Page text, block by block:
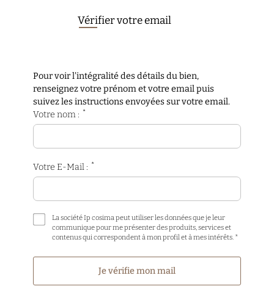
Vérifier votre email
Pour voir l'intégralité des détails du bien,
renseignez votre prénom et votre email puis
suivez les instructions envoyées sur votre email.
Votre nom : *
Votre E-Mail : *
La société Ip cosima peut utiliser les données que je leur
communique pour me présenter des produits, services et
contenus qui correspondent à mon profil et à mes intérêts. *
Je vérifie mon mail